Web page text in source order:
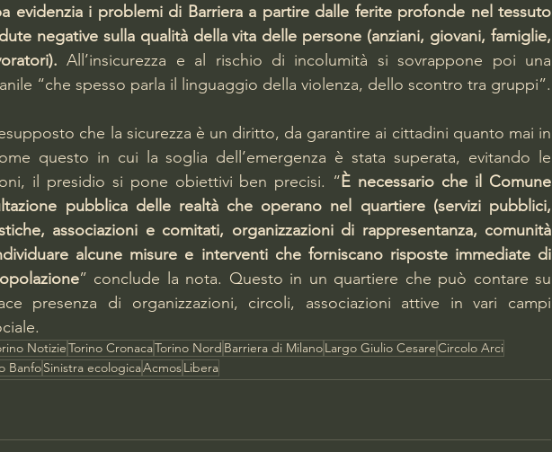
evidenzia i problemi di Barriera a partire dalle ferite profonde nel tessuto
negative sulla qualità della vita delle persone (anziani, giovani, famiglie,
All’insicurezza e al rischio di incolumità si sovrappone poi una
“che spesso parla il linguaggio della violenza, dello scontro tra gruppi”.
che la sicurezza è un diritto, da garantire ai cittadini quanto mai in
questo in cui la soglia dell’emergenza è stata superata, evitando le
il presidio si pone obiettivi ben precisi. “È necessario che il Comune
pubblica delle realtà che operano nel quartiere (servizi pubblici,
associazioni e comitati, organizzazioni di rappresentanza, comunità
alcune misure e interventi che forniscano risposte immediate di
” conclude la nota. Questo in un quartiere che può contare su
presenza di organizzazioni, circoli, associazioni attive in vari campi
NotizieTorino CronacaTorino Nord Barriera di MilanoLargo Giulio CesareCircolo Arci
BanfoSinistra ecologicaAcmosLibera